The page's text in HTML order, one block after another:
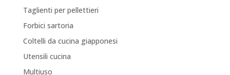
Taglienti per pellettieri
Forbici sartoria
Coltelli da cucina giapponesi
Utensili cucina
Multiuso